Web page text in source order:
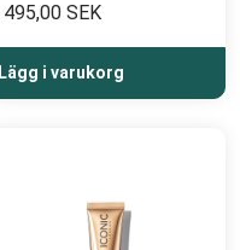
495,00 SEK
Lägg i varukorg